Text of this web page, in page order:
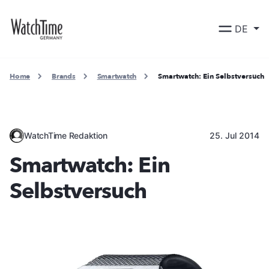
DE
Home Brands Smartwatch Smartwatch: Ein Selbstversuch
WatchTime Redaktion 25. Jul 2014
Smartwatch: Ein
Selbstversuch